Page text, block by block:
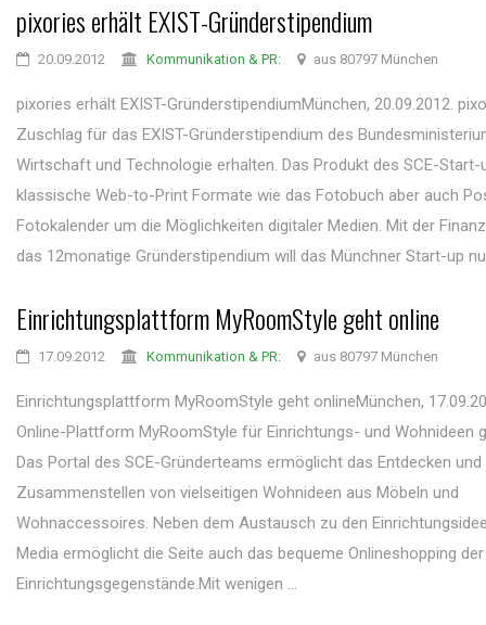
pixories erhält EXIST-Gründerstipendium
20.09.2012 Kommunikation & PR: aus 80797 München
pixories erhält EXIST-GründerstipendiumMünchen, 20.09.2012.
Zuschlag für das EXIST-Gründerstipendium des
Wirtschaft und Technologie erhalten. Das Produkt des SCE-
klassische Web-to-Print Formate wie das Fotobuch aber auch
Fotokalender um die Möglichkeiten digitaler Medien. Mit der
das 12monatige Gründerstipendium will das Münchner Start-up
Einrichtungsplattform MyRoomStyle geht online
17.09.2012 Kommunikation & PR: aus 80797 München
Einrichtungsplattform MyRoomStyle geht onlineMünchen,
Online-Plattform MyRoomStyle für Einrichtungs- und Wohnideen
Das Portal des SCE-Gründerteams ermöglicht das Entdecken und
Zusammenstellen von vielseitigen Wohnideen aus Möbeln und
Wohnaccessoires. Neben dem Austausch zu den
Media ermöglicht die Seite auch das bequeme Onlineshopping der
Einrichtungsgegenstände.Mit wenigen ...